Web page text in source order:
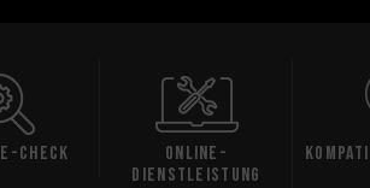
Check
Online-
Dienstleistung